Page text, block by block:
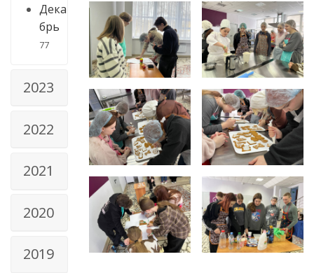
Дека
брь
77
2023
2022
2021
2020
2019